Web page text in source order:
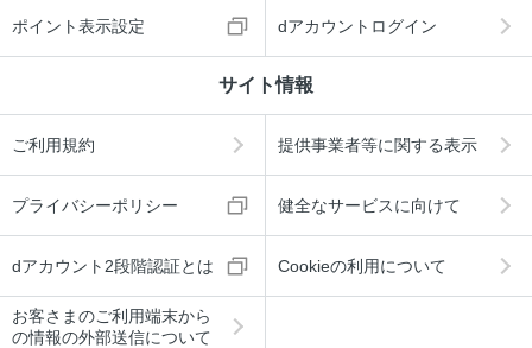
ポイント表示設定 dアカウントログイン
サイト情報
ご利用規約 提供事業者等に関する表示
プライバシーポリシー 健全なサービスに向けて
dアカウント2段階認証とは Cookieの利用について
お客さまのご利用端末から
の情報の外部送信について